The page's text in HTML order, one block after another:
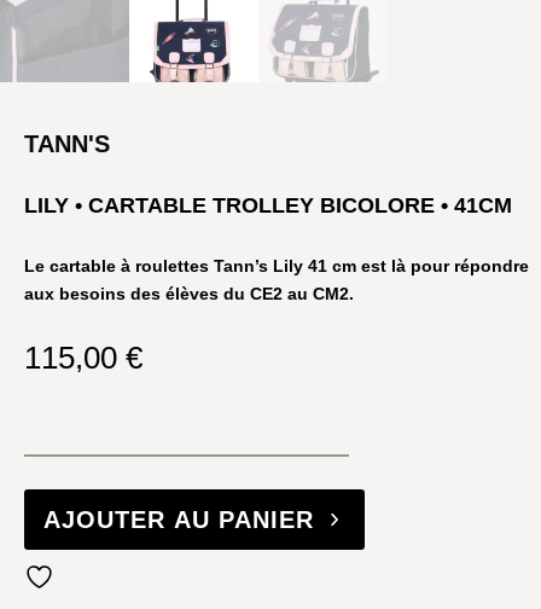
TANN'S
LILY • CARTABLE TROLLEY BICOLORE • 41CM
Le cartable à roulettes Tann’s Lily 41 cm est là pour répondre
aux besoins des élèves du CE2 au CM2.
115,00 €
AJOUTER AU PANIER